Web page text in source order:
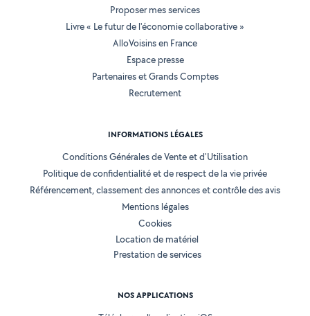
Proposer mes services
Livre « Le futur de l'économie collaborative »
AlloVoisins en France
Espace presse
Partenaires et Grands Comptes
Recrutement
INFORMATIONS LÉGALES
Conditions Générales de Vente et d'Utilisation
Politique de confidentialité et de respect de la vie privée
Référencement, classement des annonces et contrôle des avis
Mentions légales
Cookies
Location de matériel
Prestation de services
NOS APPLICATIONS